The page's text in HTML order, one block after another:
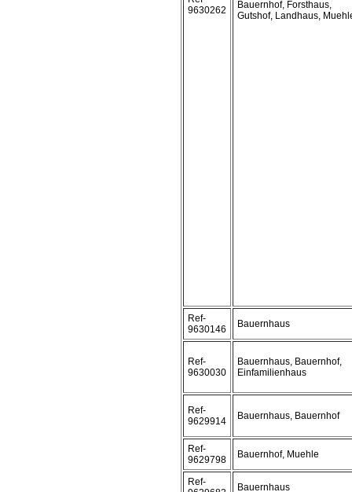
9630262
Bauernhof, Forsthaus,
Gutshof, Landhaus,
Ref-
9630146
Bauernhaus
Ref-
9630030
Bauernhaus, Bauernhof,
Einfamilienhaus
Ref-
9629914
Bauernhaus, Bauernhof
Ref-
9629798
Bauernhof, Muehle
Ref-
Bauernhaus